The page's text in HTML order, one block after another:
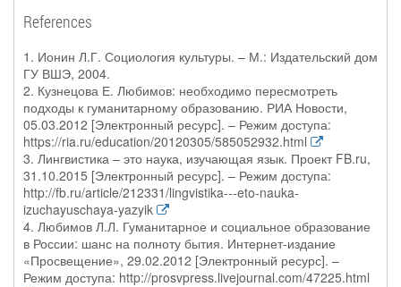
References
1. Ионин Л.Г. Социология культуры. – М.: Издательский дом
ГУ ВШЭ, 2004.
2. Кузнецова Е. Любимов: необходимо пересмотреть
подходы к гуманитарному образованию. РИА Новости,
05.03.2012 [Электронный ресурс]. – Режим доступа:
https://ria.ru/education/20120305/585052932.html
3. Лингвистика – это наука, изучающая язык. Проект FB.ru,
31.10.2015 [Электронный ресурс]. – Режим доступа:
http://fb.ru/article/212331/lingvistika---eto-nauka-
izuchayuschaya-yazyik
4. Любимов Л.Л. Гуманитарное и социальное образование
в России: шанс на полноту бытия. Интернет-издание
«Просвещение», 29.02.2012 [Электронный ресурс]. –
Режим доступа: http://prosvpress.livejournal.com/47225.html